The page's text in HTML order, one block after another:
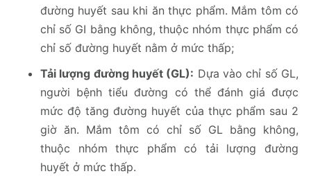
đường huyết sau khi ăn thực phẩm. Mắm tôm có
chỉ số GI bằng không, thuộc nhóm thực phẩm có
chỉ số đường huyết nằm ở mức thấp;
Tải lượng đường huyết (GL): Dựa vào chỉ số GL,
người bệnh tiểu đường có thể đánh giá được
mức độ tăng đường huyết của thực phẩm sau 2
giờ ăn. Mắm tôm có chỉ số GL bằng không,
thuộc nhóm thực phẩm có tải lượng đường
huyết ở mức thấp.